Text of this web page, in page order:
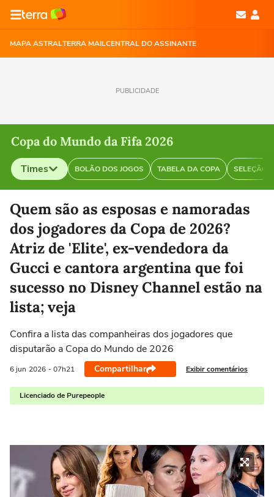
MAPA ASTRALTERRA MAILCENTRAL DO ASSINANTE
PUBLICIDADE
Copa do Mundo da Fifa 2026
Times BOLÃO DOS JOGOS TABELA DA COPA SELEÇÃO
Selecione o time para ver as notícias
Quem são as esposas e namoradas
dos jogadores da Copa de 2026?
Atriz de 'Elite', ex-vendedora da
Gucci e cantora argentina que foi
sucesso no Disney Channel estão na
lista; veja
Confira a lista das companheiras dos jogadores que
disputarão a Copa do Mundo de 2026
6 jun 2026 - 07h21 Compartilhar Exibir comentários
Licenciado de Purepeople